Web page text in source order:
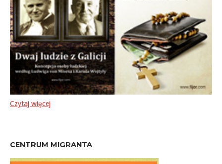
Czytaj więcej
CENTRUM MIGRANTA